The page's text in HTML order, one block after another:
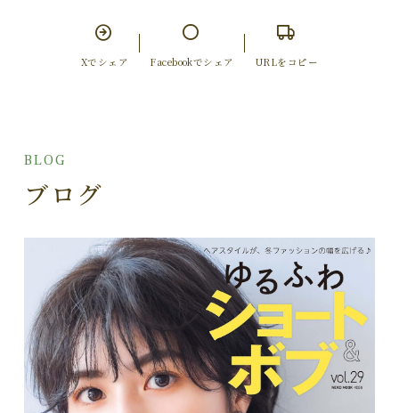
Xでシェア Facebookでシェア URLをコピー
BLOG
ブログ